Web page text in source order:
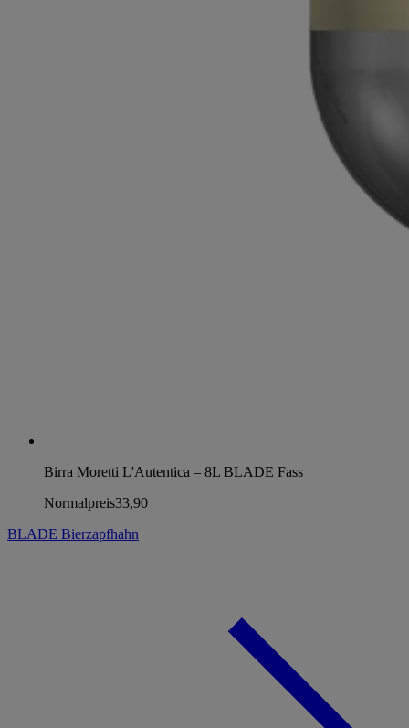
Birra Moretti L'Autentica – 8L BLADE Fass
Normalpreis33,90
BLADE Bierzapfhahn